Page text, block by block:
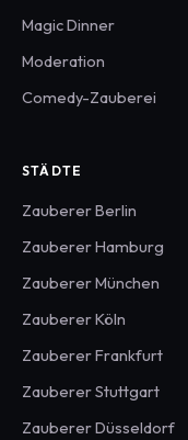
Magic Dinner
Moderation
Comedy-Zauberei
STÄDTE
ZaubererBerlin
ZaubererHamburg
ZaubererMünchen
ZaubererKöln
ZaubererFrankfurt
ZaubererStuttgart
ZaubererDüsseldorf